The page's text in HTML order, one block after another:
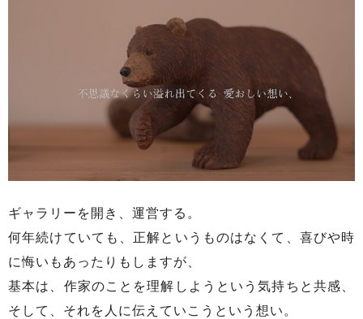
ギャラリーを開き、運営する。
何年続けていても、正解というものはなくて、喜びや時
に悔いもあったりもしますが、
基本は、作家のことを理解しようという気持ちと共感、
そして、それを人に伝えていこうという想い。